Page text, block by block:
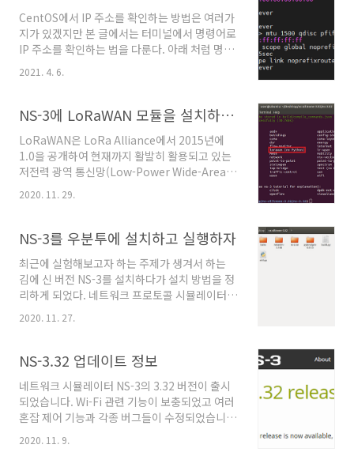
을 하는 경우는 잘 없다..
중심 네트워킹) NDN(Named Data
Networking) 관련 대학 연구실 경북대학교 지
능형 네트워크 연구실(교수 김동균) @Blog
@Homepage 참고문서 "Information-
CentOS에서 IP 주소를 확인하는 방법은 여러가
지가 있겠지만 본 글에서는 터미널에서 명령어로
IP 주소를 확인하는 법을 다룬다. 아래 처럼 명령
어를 입력하면 가지고 있는 네트워크 인터페이스
목록과 해당 네트워크 인터페이스의 IP 주소 값
크 인터페이스는 "lo"와 "ens32"로 두 가지가
백 인터페이스이며 "127.0.0.1"로 설정되어 있
다. "ens32"로 이름이 설정된 이더넷 네트워크
인터페이스는 "192.168.0.73"로 IP 주소가 설
정되어 있는 것을 확인할 수 있다.
2021. 4. 6.
NS-3에 LoRaWAN 모듈을 설치하고 실행해보자
LoRaWAN은 LoRa Alliance에서 2015년에
1.0을 공개하여 현재까지 활발히 활용되고 있는
저전력 광역 통신망(Low-Power Wide-Area
Network, LPWAN) 기술 중 하나이다 [1]. 최근
에 나는 LoRaWAN 기반의 IoT(Internet of
필요가 있어서 이 모듈을 활용해서 실험에 활용
하려고 한다. 이 NS-3 모듈은 이탈리아 파도바 대
학교의 SIGNET 연구실의 학생 중 한 명이 석사
학위 논문을 작성하기 위해 개발하였으며 현재는
Github에 공개되어 있다 [2]. 구동환경 CPU :
i7-4790K 운영체제 : 우분투 18.04 x64(윈도우
2020. 11. 29.
NS-3를 우분투에 설치하고 실행하자
최근에 실험해보고자 하는 주제가 생겨서 하는
김에 신 버전 NS-3를 설치하다가 설치 방법을 정
리하게 되었다. 네트워크 프로토콜 시뮬레이터로
및 실행이 가능하다. 이번 설치에는 VMWARE로
한 다음 거기에다가 신 버전 NS-3를 설치했다. 구
동환경 CPU : i7-4790K 운영체제 : 우분투
18.04 x64(윈도우 10 x64 기반 VMWARE 가상
환경) 의존성 패키지 설치 NS-3를 설치하기 전에
설치해야하는 것들이 있다. 다음 명령어를 터미
널에 입력하여 설치한다. sudo apt install gcc
2020. 11. 27.
NS-3.32 업데이트 정보
네트워크 시뮬레이터 NS-3의 3.32 버전이 출시
되었습니다. Wi-Fi 관련 기능이 보충되었고 여러
혼잡 제어 기능과 각종 버그들이 수정되었습니
지원합니다. Wi-Fi 모델에서 RIFS(Reduced
2020. 11. 9.